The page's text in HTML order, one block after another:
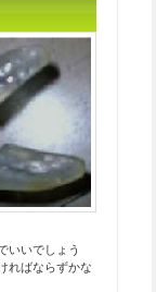
いいでしょう
ればならずかな